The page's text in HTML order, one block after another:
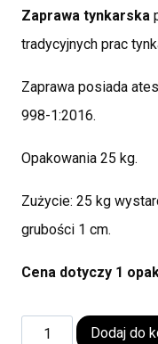
Zaprawa tynkarska
tradycyjnych prac
Zaprawa posiada
998-1:2016.
Opakowania 25 kg.
Zużycie: 25 kg
grubości 1 cm.
Cena dotyczy 1
Dodaj do